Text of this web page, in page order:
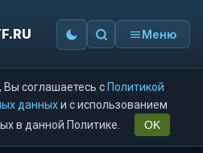
Меню
соглашаетесь с Политикой
данныхи с использованием
в данной Политике.
OK